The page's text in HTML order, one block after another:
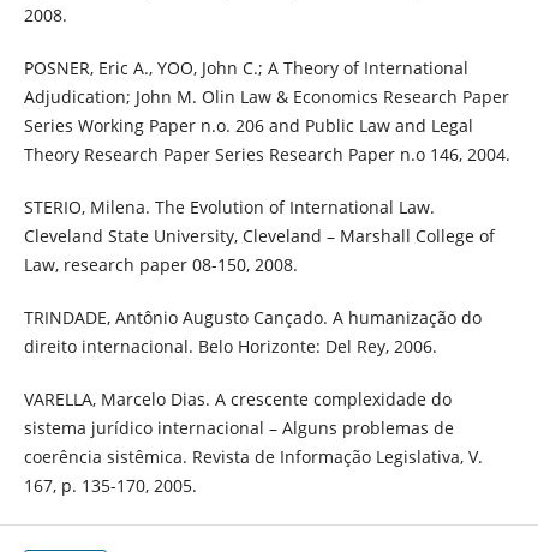
2008.
POSNER, Eric A., YOO, John C.; A Theory of International
Adjudication; John M. Olin Law & Economics Research Paper
Series Working Paper n.o. 206 and Public Law and Legal
Theory Research Paper Series Research Paper n.o 146, 2004.
STERIO, Milena. The Evolution of International Law.
Cleveland State University, Cleveland – Marshall College of
Law, research paper 08-150, 2008.
TRINDADE, Antônio Augusto Cançado. A humanização do
direito internacional. Belo Horizonte: Del Rey, 2006.
VARELLA, Marcelo Dias. A crescente complexidade do
sistema jurídico internacional – Alguns problemas de
coerência sistêmica. Revista de Informação Legislativa, V.
167, p. 135-170, 2005.